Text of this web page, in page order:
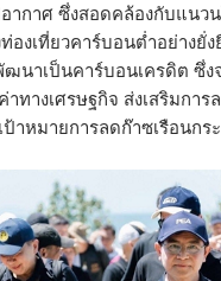
ากาศ ซึ่งสอดคล้องกับแนว
งเที่ยวคาร์บอนต่ำอย่างยั่
นาเป็นคาร์บอนเครดิต ซึ่ง
ทางเศรษฐกิจ ส่งเสริมการ
าหมายการลดก๊าซเรือนกร